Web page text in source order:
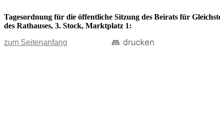
Tagesordnung für die öffentliche Sitzung des Beirats für
des Rathauses, 3. Stock, Marktplatz 1:
zum Seitenanfang